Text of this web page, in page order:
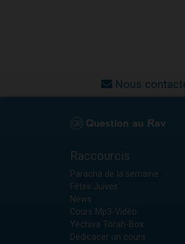
Nous
Raccourcis
Paracha de la semaine
Fêtes Juives
News
Cours Mp3-Vidéo
Yéchiva Torah-Box
Dédicacer un cours